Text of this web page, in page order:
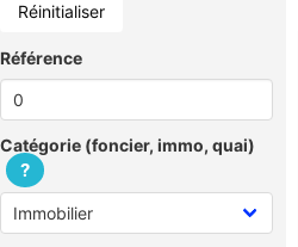
Réinitialiser
Référence
Catégorie (foncier, immo, quai)
?